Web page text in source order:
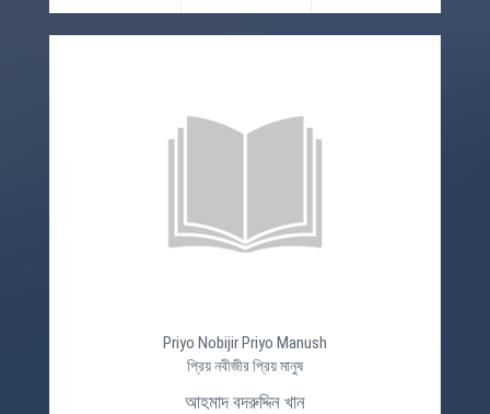
Priyo Nobijir Priyo Manush
প্রিয় নবীজীর প্রিয় মানুষ
আহমাদ বদরুদ্দিন খান